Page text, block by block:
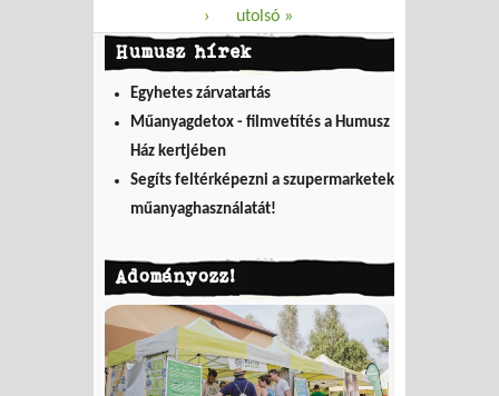
›
utolsó »
Humusz hírek
Egyhetes zárvatartás
Műanyagdetox - filmvetítés a Humusz
Ház kertjében
Segíts feltérképezni a szupermarketek
műanyaghasználatát!
Adományozz!